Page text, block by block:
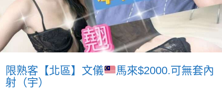
限熟客【北區】文儀
馬來$2000.可無套內
射（宇）